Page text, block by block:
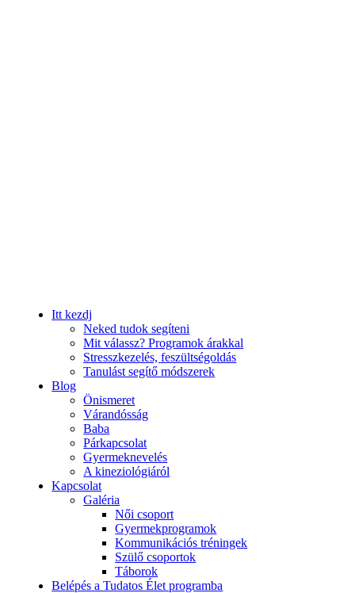
Itt kezdj
Neked tudok segíteni
Mit válassz? Programok árakkal
Stresszkezelés, feszültségoldás
Tanulást segítő módszerek
Blog
Önismeret
Várandósság
Baba
Párkapcsolat
Gyermeknevelés
A kineziológiáról
Kapcsolat
Galéria
Női csoport
Gyermekprogramok
Kommunikációs tréningek
Szülő csoportok
Táborok
Belépés a Tudatos Élet programba